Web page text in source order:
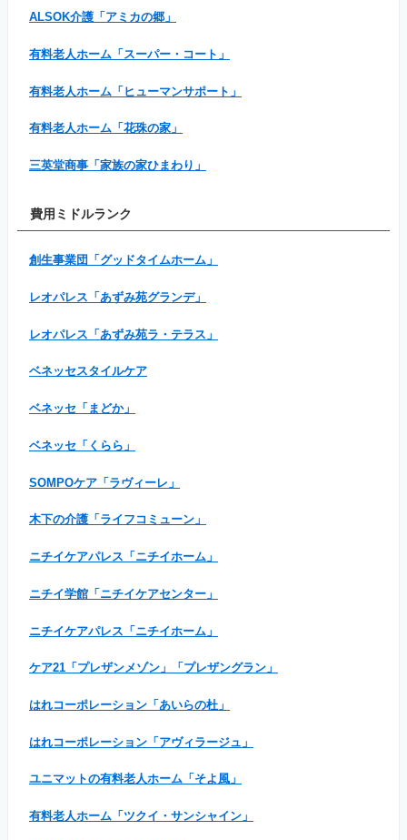
ALSOK介護「アミカの郷」
有料老人ホーム「スーパー・コート」
有料老人ホーム「ヒューマンサポート」
有料老人ホーム「花珠の家」
三英堂商事「家族の家ひまわり」
費用ミドルランク
創生事業団「グッドタイムホーム」
レオパレス「あずみ苑グランデ」
レオパレス「あずみ苑ラ・テラス」
ベネッセスタイルケア
ベネッセ「まどか」
ベネッセ「くらら」
SOMPOケア「ラヴィーレ」
木下の介護「ライフコミューン」
ニチイケアパレス「ニチイホーム」
ニチイ学館「ニチイケアセンター」
ニチイケアパレス「ニチイホーム」
ケア21「プレザンメゾン」「プレザングラン」
はれコーポレーション「あいらの杜」
はれコーポレーション「アヴィラージュ」
ユニマットの有料老人ホーム「そよ風」
有料老人ホーム「ツクイ・サンシャイン」